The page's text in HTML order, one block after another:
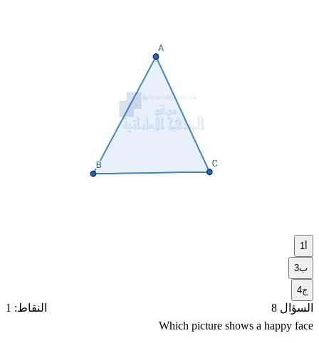
1
ب3
ج4
السؤال 8
النقاط: 1
Which picture shows a happy face